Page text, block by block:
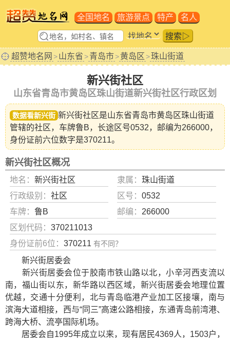
全国地名 旅游景点 特产 名人
搜索▷
超赞地名网 >山东省>青岛市>黄岛区 >珠山街道
新兴街社区
山东省青岛市黄岛区珠山街道新兴街社区行政区划
数据看新兴街 新兴街社区是山东省青岛市黄岛区珠山街道
管辖的社区，车牌鲁B，长途区号0532，邮编为266000，
身份证前六位数字是370211。
新兴街社区概况
地名： 新兴街社区 隶属：珠山街道
行政级别： 社区 区号：0532
车牌： 鲁B 邮编： 266000
区划代码： 370211013
身份证前6位： 370211 有不同？
新兴街居委会
新兴街居委会位于胶南市铁山路以北，小辛河西支流以
南，福山街以东，新华路以西区域，新兴街居委会地理位置
优越，交通十分便利，北与青岛临港产业加工区接壤，南与
滨海大道相接，西与“同三”高速公路相接，东通青岛前湾港、
跨海大桥、流亭国际机场。
居委会自1995年成立以来，现有居民4369人，1503户，